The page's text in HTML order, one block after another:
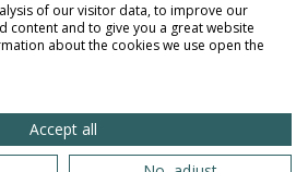
of our visitor data, to improve our
content and to give you a great website
about the cookies we use open the
Accept all